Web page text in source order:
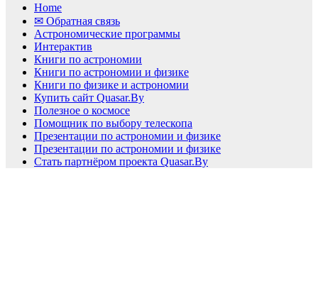
Home
✉ Обратная связь
Астрономические программы
Интерактив
Книги по астрономии
Книги по астрономии и физике
Книги по физике и астрономии
Купить сайт Quasar.By
Полезное о космосе
Помощник по выбору телескопа
Презентации по астрономии и физике
Презентации по астрономии и физике
Стать партнёром проекта Quasar.By